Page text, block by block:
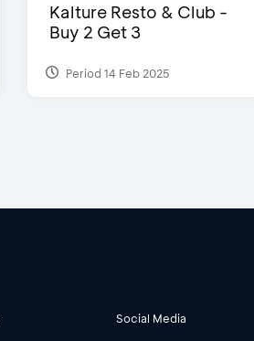
Kalture Resto & Club -
Buy 2 Get 3
Period 14 Feb 2025
Social Media